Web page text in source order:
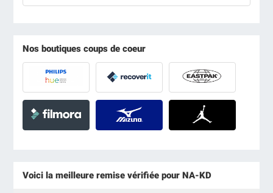
Nos boutiques coups de coeur
Voici la meilleure remise vérifiée pour NA-KD